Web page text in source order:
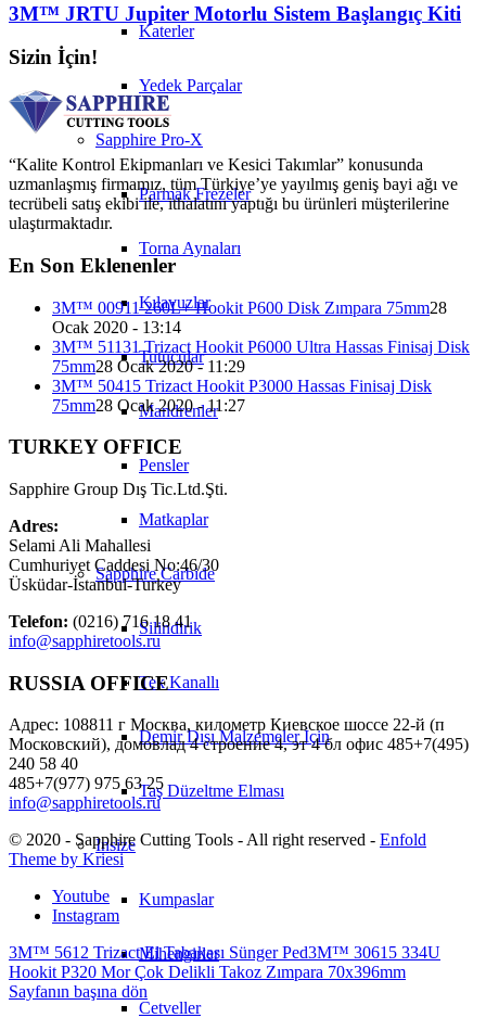
Katerler
Yedek Parçalar
Sapphire Pro-X
Parmak Frezeler
Torna Aynaları
Kılavuzlar
Tutucular
Mandrenler
Pensler
Matkaplar
Sapphire Carbide
Silindirik
Tek Kanallı
Demir Dışı Malzemeler İçin
Taş Düzeltme Elması
Insize
Kumpaslar
Mihengirler
Cetveller
3M™ JRTU Jupiter Motorlu Sistem Başlangıç Kiti
Sizin İçin!
“Kalite Kontrol Ekipmanları ve Kesici Takımlar” konusunda
uzmanlaşmış firmamız, tüm Türkiye’ye yayılmış geniş bayi ağı ve
tecrübeli satış ekibi ile, ithalatını yaptığı bu ürünleri müşterilerine
ulaştırmaktadır.
En Son Eklenenler
3M™ 00911 260L+ Hookit P600 Disk Zımpara 75mm28
Ocak 2020 - 13:14
3M™ 51131 Trizact Hookit P6000 Ultra Hassas Finisaj Disk
75mm28 Ocak 2020 - 11:29
3M™ 50415 Trizact Hookit P3000 Hassas Finisaj Disk
75mm28 Ocak 2020 - 11:27
TURKEY OFFICE
Sapphire Group Dış Tic.Ltd.Şti.
Adres:
Selami Ali Mahallesi
Cumhuriyet Caddesi No:46/30
Üsküdar-İstanbul-Turkey
Telefon: (0216) 716 18 41
info@sapphiretools.ru
RUSSIA OFFICE
Адрес: 108811 г Москва, километр Киевское шоссе 22-й (п
Московский), домовлад 4 строение 4, эт 4 бл офис 485+7(495)
240 58 40
485+7(977) 975 63 25
info@sapphiretools.ru
© 2020 - Sapphire Cutting Tools - All right reserved - Enfold
Theme by Kriesi
Youtube
Instagram
3M™ 5612 Trizact El Tabakası Sünger Ped3M™ 30615 334U
Hookit P320 Mor Çok Delikli Takoz Zımpara 70x396mm
Sayfanın başına dön